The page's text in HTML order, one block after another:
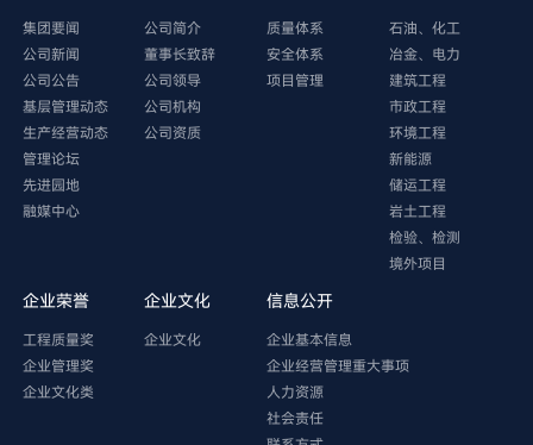
集团要闻
公司新闻
公司公告
基层管理动态
生产经营动态
管理论坛
先进园地
融媒中心
公司简介
董事长致辞
公司领导
公司机构
公司资质
质量体系
安全体系
项目管理
石油、化工
冶金、电力
建筑工程
市政工程
环境工程
新能源
储运工程
岩土工程
检验、检测
境外项目
企业荣誉
工程质量奖
企业管理奖
企业文化类
企业文化
企业文化
信息公开
企业基本信息
企业经营管理重大事项
人力资源
社会责任